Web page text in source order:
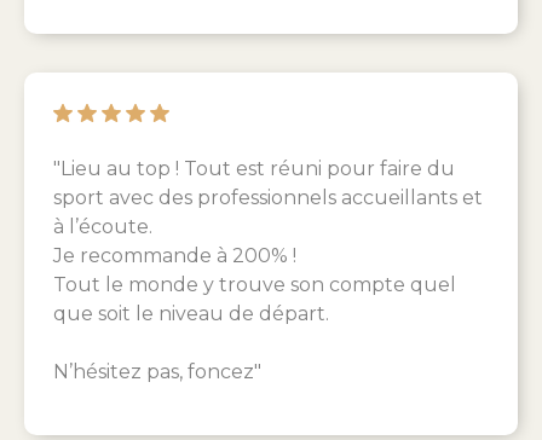
"Lieu au top ! Tout est réuni pour faire du
sport avec des professionnels accueillants et
à l’écoute.
Je recommande à 200% !
Tout le monde y trouve son compte quel
que soit le niveau de départ.
N’hésitez pas, foncez"